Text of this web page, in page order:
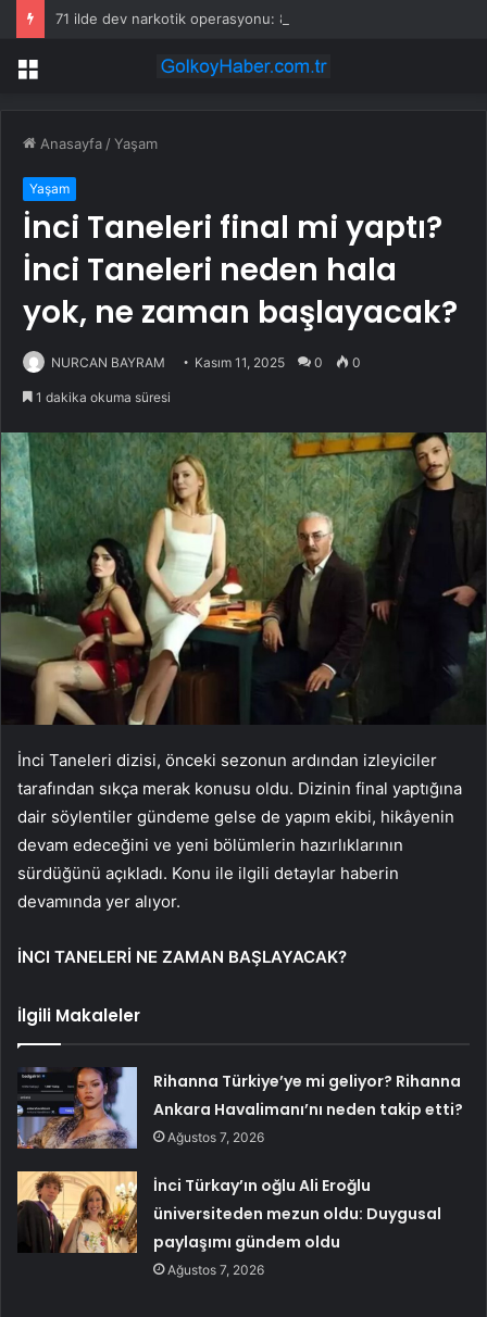
71 ilde dev narkotik operasyonu: 844 tutuklama
Menü
Anasayfa /Yaşam
Yaşam
İnci Taneleri final mi yaptı?
İnci Taneleri neden hala
yok, ne zaman başlayacak?
NURCAN BAYRAM Kasım 11, 2025 0 0
1 dakika okuma süresi
İnci Taneleri dizisi, önceki sezonun ardından izleyiciler
tarafından sıkça merak konusu oldu. Dizinin final yaptığına
dair söylentiler gündeme gelse de yapım ekibi, hikâyenin
devam edeceğini ve yeni bölümlerin hazırlıklarının
sürdüğünü açıkladı. Konu ile ilgili detaylar haberin
devamında yer alıyor.
İNCI TANELERİ NE ZAMAN BAŞLAYACAK?
İlgili Makaleler
Rihanna Türkiye’ye mi geliyor? Rihanna
Ankara Havalimanı’nı neden takip etti?
Ağustos 7, 2026
İnci Türkay’ın oğlu Ali Eroğlu
üniversiteden mezun oldu: Duygusal
paylaşımı gündem oldu
Ağustos 7, 2026